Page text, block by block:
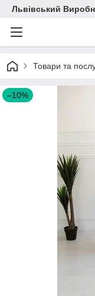
Львівський
Товари та
–10%